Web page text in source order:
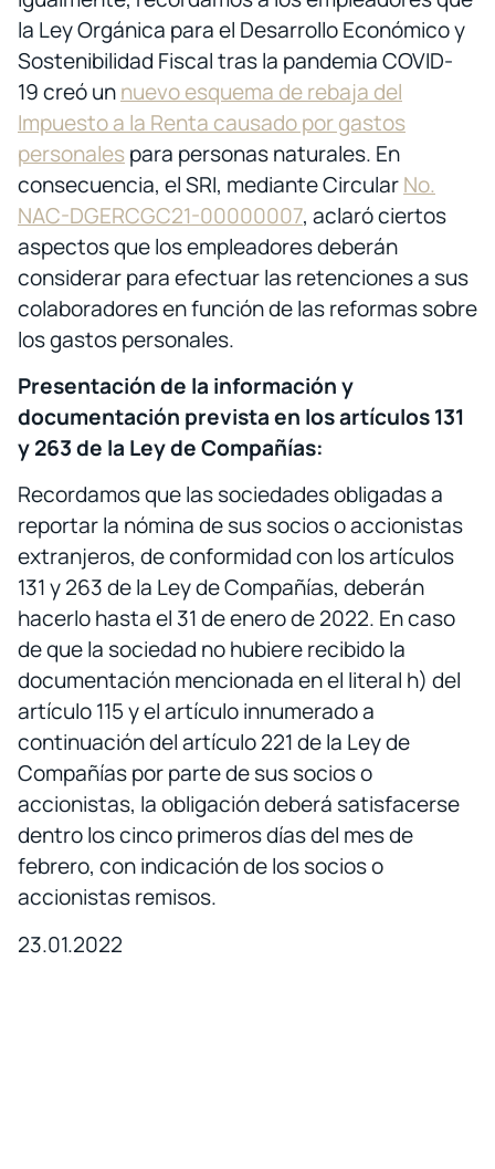
la Ley Orgánica para el Desarrollo Económico y
Sostenibilidad Fiscal tras la pandemia COVID-
19 creó unnuevo esquema de rebaja del
Impuesto a la Renta causado por gastos
personalespara personas naturales. En
consecuencia, el SRI, mediante CircularNo.
NAC-DGERCGC21-00000007, aclaró ciertos
aspectos que los empleadores deberán
considerar para efectuar las retenciones a sus
colaboradores en función de las reformas sobre
los gastos personales.
Presentación de la información y
documentación prevista en los artículos 131
y 263 de la Ley de Compañías:
Recordamos que las sociedades obligadas a
reportar la nómina de sus socios o accionistas
extranjeros, de conformidad con los artículos
131 y 263 de la Ley de Compañías, deberán
hacerlo hasta el 31 de enero de 2022. En caso
de que la sociedad no hubiere recibido la
documentación mencionada en el literal h) del
artículo 115 y el artículo innumerado a
continuación del artículo 221 de la Ley de
Compañías por parte de sus socios o
accionistas, la obligación deberá satisfacerse
dentro los cinco primeros días del mes de
febrero, con indicación de los socios o
accionistas remisos.
23.01.2022